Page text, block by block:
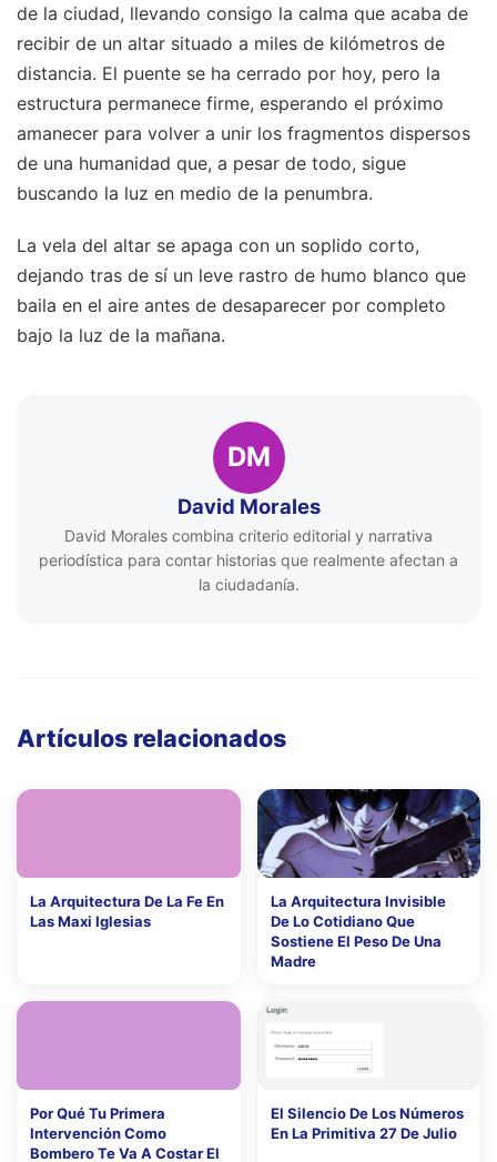
de la ciudad, llevando consigo la calma que acaba de
recibir de un altar situado a miles de kilómetros de
distancia. El puente se ha cerrado por hoy, pero la
estructura permanece firme, esperando el próximo
amanecer para volver a unir los fragmentos dispersos
de una humanidad que, a pesar de todo, sigue
buscando la luz en medio de la penumbra.
La vela del altar se apaga con un soplido corto,
dejando tras de sí un leve rastro de humo blanco que
baila en el aire antes de desaparecer por completo
bajo la luz de la mañana.
DM
David Morales
David Morales combina criterio editorial y narrativa
periodística para contar historias que realmente afectan a
la ciudadanía.
Artículos relacionados
La Arquitectura De La Fe En
Las Maxi Iglesias
La Arquitectura Invisible
De Lo Cotidiano Que
Sostiene El Peso De Una
Madre
Por Qué Tu Primera
Intervención Como
Bombero Te Va A Costar El
El Silencio De Los Números
En La Primitiva 27 De Julio